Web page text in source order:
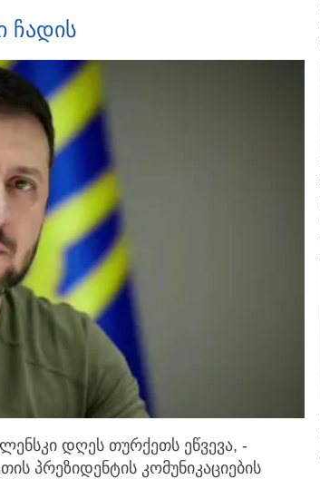
ჩადის
დღეს თურქეთს ეწვევა, -
პრეზიდენტის კომუნიკაციების